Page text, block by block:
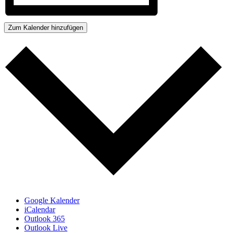
Zum Kalender hinzufügen
Google Kalender
iCalendar
Outlook 365
Outlook Live